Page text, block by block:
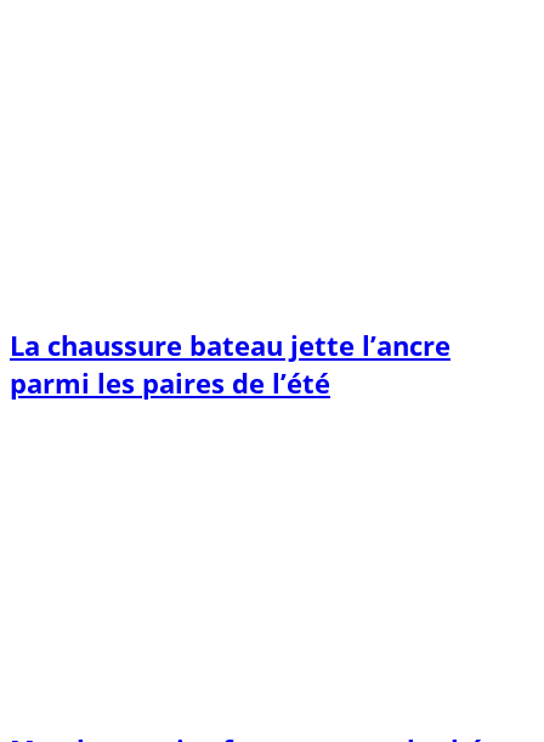
La chaussure bateau jette l’ancre
parmi les paires de l’été